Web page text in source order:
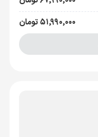
۵۱٬۹۹۰٬۰۰۰ تومان